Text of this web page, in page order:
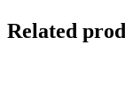
Related